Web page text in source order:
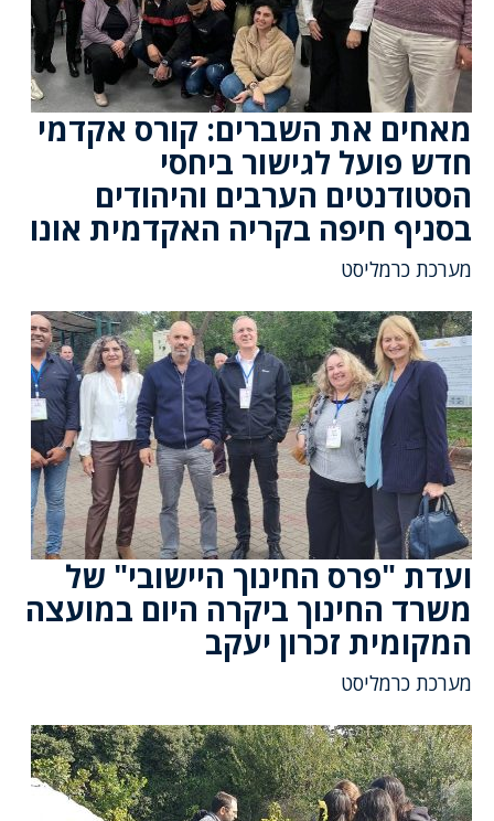
מאחים את השברים: קורס אקדמי
חדש פועל לגישור ביחסי
הסטודנטים הערבים והיהודים
בסניף חיפה בקריה האקדמית אונו
מערכת כרמליסט
ועדת "פרס החינוך היישובי" של
משרד החינוך ביקרה היום במועצה
המקומית זכרון יעקב
מערכת כרמליסט